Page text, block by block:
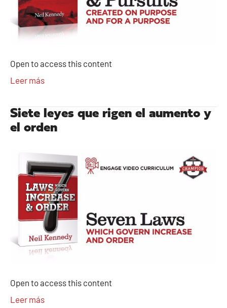
Open to access this content
Leer más
Siete leyes que rigen el aumento y
el orden
Open to access this content
Leer más